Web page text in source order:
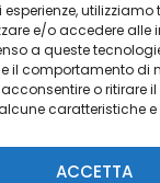
esperienze,
e/o accedere alle
a queste
il comportamento di
o ritirare
caratteristiche e
ACCETTA